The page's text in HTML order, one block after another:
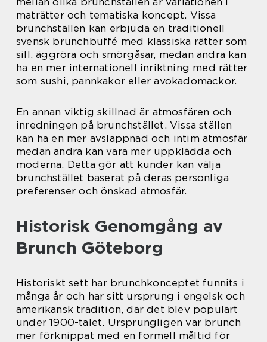
maträtter och tematiska koncept. Vissa
brunchställen kan erbjuda en traditionell
svensk brunchbuffé med klassiska rätter som
sill, äggröra och smörgåsar, medan andra kan
ha en mer internationell inriktning med rätter
som sushi, pannkakor eller avokadomackor.
En annan viktig skillnad är atmosfären och
inredningen på brunchstället. Vissa ställen
kan ha en mer avslappnad och intim atmosfär
medan andra kan vara mer uppklädda och
moderna. Detta gör att kunder kan välja
brunchstället baserat på deras personliga
preferenser och önskad atmosfär.
Historisk Genomgång av
Brunch Göteborg
Historiskt sett har brunchkonceptet funnits i
många år och har sitt ursprung i engelsk och
amerikansk tradition, där det blev populärt
under 1900-talet. Ursprungligen var brunch
mer förknippat med en formell måltid för